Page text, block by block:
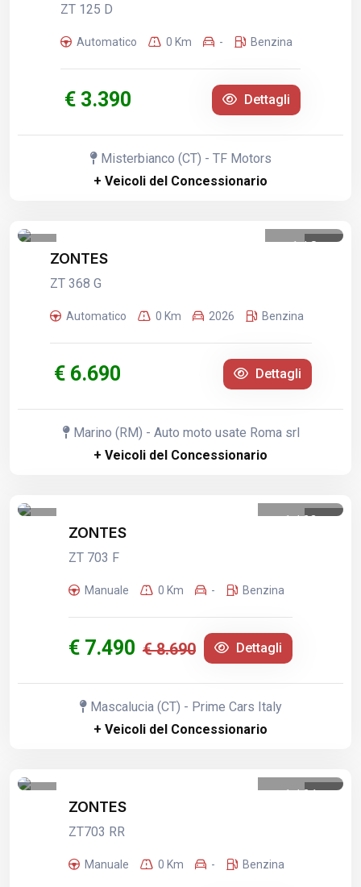
ZT 125 D
Automatico 0 Km - Benzina
€ 3.390 Dettagli
Misterbianco (CT) - TF Motors
+ Veicoli del Concessionario
1 /8
ZONTES
ZT 368 G
Automatico 0 Km 2026 Benzina
€ 6.690 Dettagli
Marino (RM) - Auto moto usate Roma srl
+ Veicoli del Concessionario
1 /23
ZONTES
ZT 703 F
Manuale 0 Km - Benzina
€ 7.490 € 8.690 Dettagli
Mascalucia (CT) - Prime Cars Italy
+ Veicoli del Concessionario
1 /21
ZONTES
ZT703 RR
Manuale 0 Km - Benzina